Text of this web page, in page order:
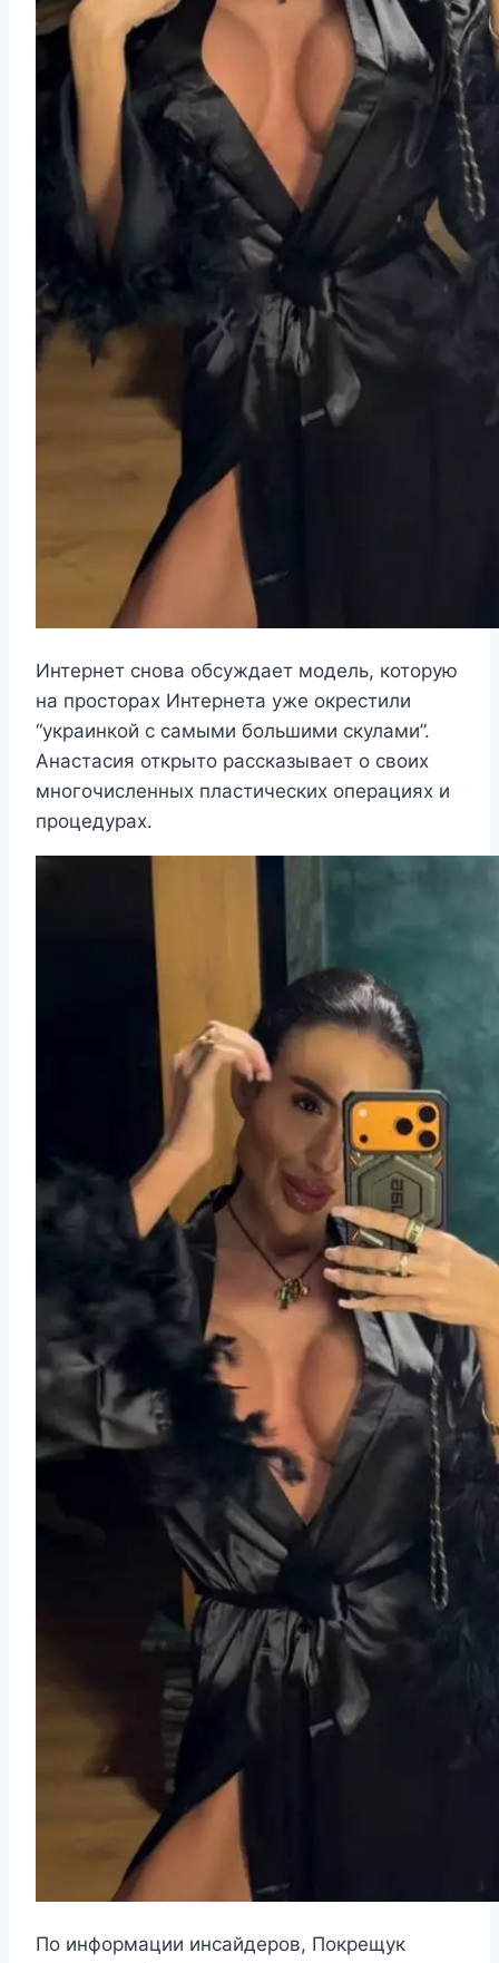
Интернет снова обсуждает модель, которую
на просторах Интернета уже окрестили
“украинкой с самыми большими скулами”.
Анастасия открыто рассказывает о своих
многочисленных пластических операциях и
процедурах.
По информации инсайдеров, Покрещук